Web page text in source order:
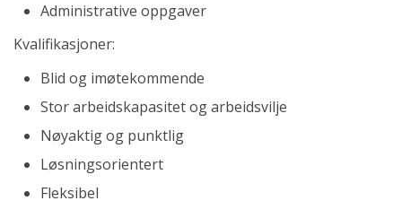
Administrative oppgaver
Kvalifikasjoner:
Blid og imøtekommende
Stor arbeidskapasitet og arbeidsvilje
Nøyaktig og punktlig
Løsningsorientert
Fleksibel